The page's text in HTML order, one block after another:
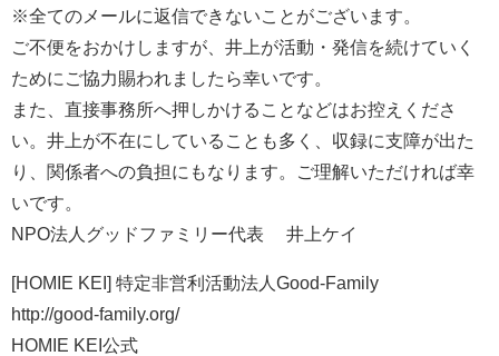
※全てのメールに返信できないことがございます。
ご不便をおかけしますが、井上が活動・発信を続けていく
ためにご協力賜われましたら幸いです。
また、直接事務所へ押しかけることなどはお控えくださ
い。井上が不在にしていることも多く、収録に支障が出た
り、関係者への負担にもなります。ご理解いただければ幸
いです。
NPO法人グッドファミリー代表 井上ケイ
[HOMIE KEI] 特定非営利活動法人Good-Family
http://good-family.org/
HOMIE KEI公式